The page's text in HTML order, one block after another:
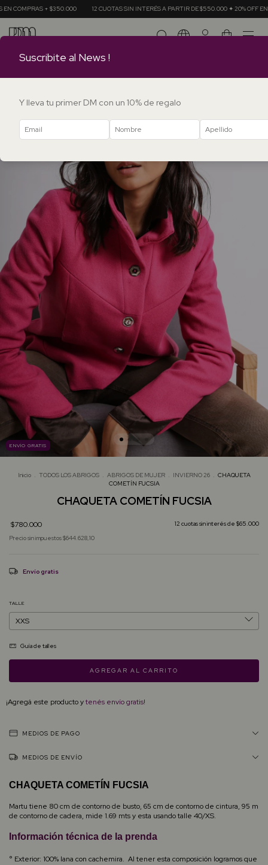
12 CUOTAS SIN INTERÉS A PARTIR DE $550.000 ✦ 20% OFF EN
0
ENVÍO GRATIS
Inicio . TODOS LOS ABRIGOS . ABRIGOS DE MUJER . INVIERNO 26 . CHAQUETA
COMETÍN FUCSIA
CHAQUETA COMETÍN FUCSIA
$780.000 12 cuotas sin interés de $65.000
Precio sin impuestos$644.628,10
Envío gratis
TALLE
Guía de talles
¡Agregá este producto ytenés envío gratis!
MEDIOS DE PAGO
MEDIOS DE ENVÍO
CHAQUETA COMETÍN FUCSIA
Martu tiene 80 cm de contorno de busto, 65 cm de contorno de cintura, 95 m
de contorno de cadera, mide 1.69 mts y esta usando talle 40/XS.
Información técnica de la prenda
° Exterior: 100% lana con cachemira. Al tener esta composición logramos que
Suscribite al News !
Y lleva tu primer DM con un 10% de regalo